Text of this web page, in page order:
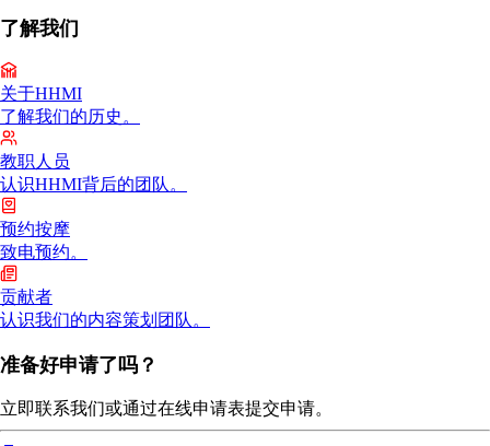
了解我们
关于HHMI
了解我们的历史。
教职人员
认识HHMI背后的团队。
预约按摩
致电预约。
贡献者
认识我们的内容策划团队。
准备好申请了吗？
立即联系我们或通过在线申请表提交申请。